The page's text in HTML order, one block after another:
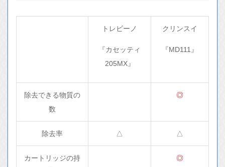
トレビーノ
『カセッティ
205MX』
クリンスイ
『MD111』
除去できる物質の
数
◎
除去率 △ △
カートリッジの持
◎